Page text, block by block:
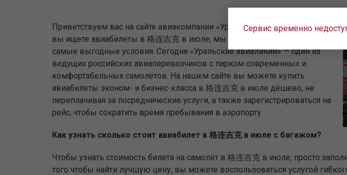
Приветствуем вас на сайте авиакомпании «Уральские авиалинии». Если
вы ищете авиабилеты в 格连吉克 в июле, мы готовы предложить вам
самые выгодные условия. Сегодня «Уральские авиалинии» — один из
ведущих российских авиаперевозчиков с парком современных и
комфортабельных самолётов. На нашем сайте вы можете купить
авиабилеты эконом- и бизнес-класса в 格连吉克 в июле дёшево, не
переплачивая за посреднические услуги, а также зарегистрироваться на
рейс, чтобы сократить время пребывания в аэропорту.
Как узнать сколько стоит авиабилет в 格连吉克 в июле с багажом?
Чтобы узнать стоимость билета на самолёт в 格连吉克 в июле, просто
того чтобы найти лучшую цену, вы можете воспользоваться услугой
Сервис временно